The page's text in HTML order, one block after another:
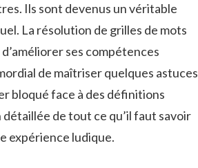
Ils sont devenus un véritable
La résolution de grilles de mots
ses compétences
de maîtriser quelques astuces
bloqué face à des définitions
de tout ce qu’il faut savoir
expérience ludique.